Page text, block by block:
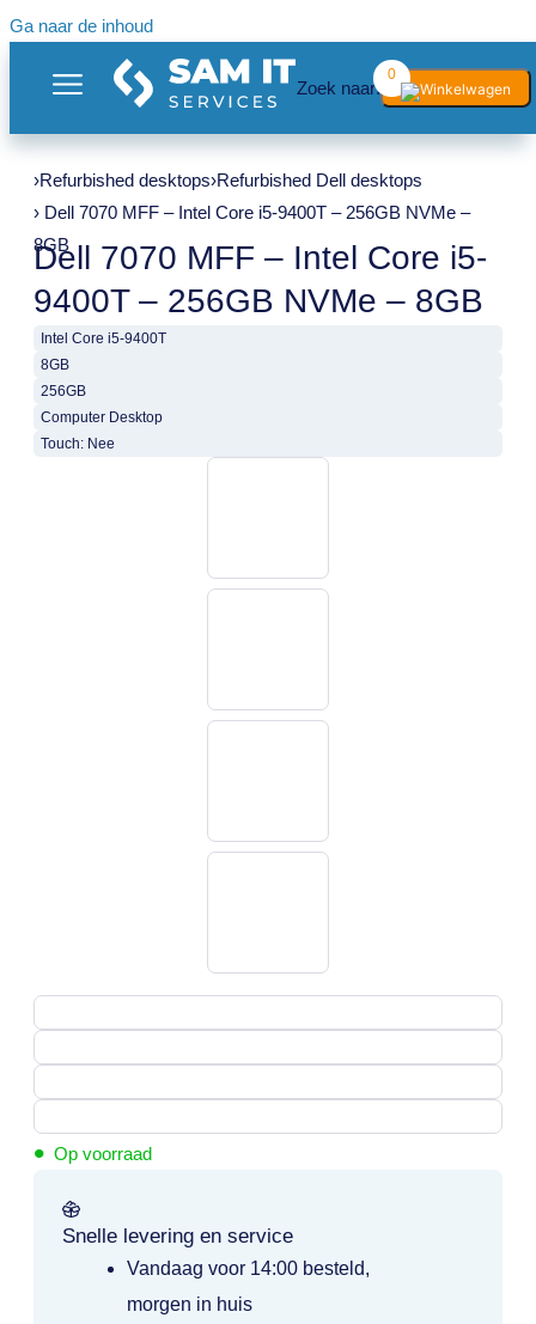
Ga naar de inhoud
Zoek naar:
0
›Refurbished desktops›Refurbished Dell desktops
› Dell 7070 MFF – Intel Core i5-9400T – 256GB NVMe –
8GB
Dell 7070 MFF – Intel Core i5-
9400T – 256GB NVMe – 8GB
Intel Core i5-9400T
8GB
256GB
Computer Desktop
Touch: Nee
• Op voorraad
Snelle levering en service
Vandaag voor 14:00 besteld,
morgen in huis